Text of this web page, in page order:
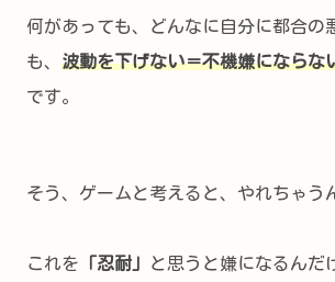
何があっても、どんなに自分に都合の
も、 波動を下げない＝不機嫌にならな
です。
そう、ゲームと考えると、やれちゃう
これを 「忍耐」 と思うと嫌になるんだ